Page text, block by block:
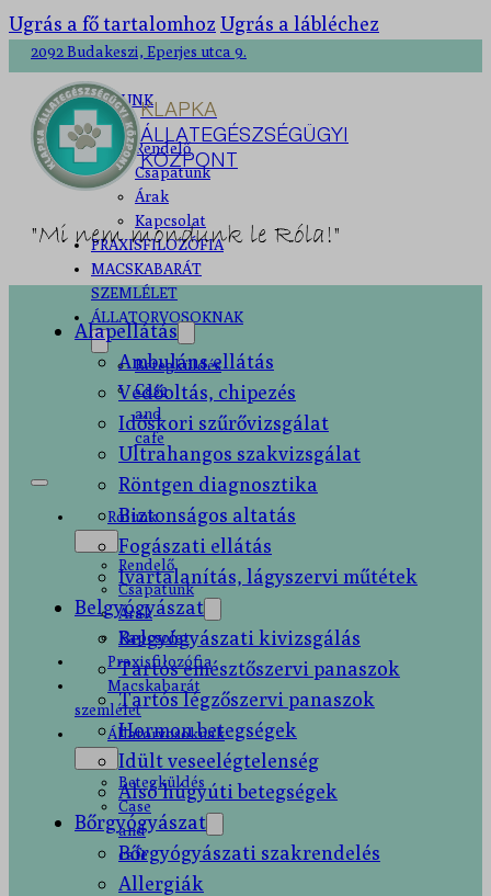
Ugrás a fő tartalomhoz Ugrás a lábléchez
2092 Budakeszi, Eperjes utca 9.
RÓLUNK
Rendelő
Csapatunk
Árak
Kapcsolat
PRAXISFILOZÓFIA
MACSKABARÁT
SZEMLÉLET
ÁLLATORVOSOKNAK
Betegküldés
Case
and
cafe
Rólunk
Rendelő
Csapatunk
Árak
Kapcsolat
Praxisfilozófia
Macskabarát
szemlélet
Állatorvosoknak
Betegküldés
Case
and
cafe
KLAPKA
ÁLLATEGÉSZSÉGÜGYI
KÖZPONT
"Mi nem mondunk le Róla!"
Alapellátás
Ambuláns ellátás
Védőoltás, chipezés
Időskori szűrővizsgálat
Ultrahangos szakvizsgálat
Röntgen diagnosztika
Biztonságos altatás
Fogászati ellátás
Ivartalanítás, lágyszervi műtétek
Belgyógyászat
Belgyógyászati kivizsgálás
Tartós emésztőszervi panaszok
Tartós légzőszervi panaszok
Hormon betegségek
Idült veseelégtelenség
Alsó húgyúti betegségek
Bőrgyógyászat
Bőrgyógyászati szakrendelés
Allergiák